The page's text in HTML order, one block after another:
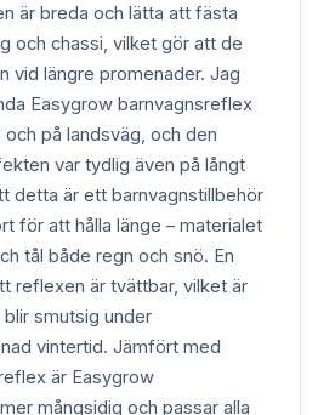
är breda och lätta att fästa
och chassi, vilket gör att de
vid längre promenader. Jag
Easygrow barnvagnsreflex
på landsväg, och den
var tydlig även på långt
detta är ett barnvagnstillbehör
för att hålla länge – materialet
tål både regn och snö. En
reflexen är tvättbar, vilket är
smutsig under
vintertid. Jämfört med
är Easygrow
mångsidig och passar alla